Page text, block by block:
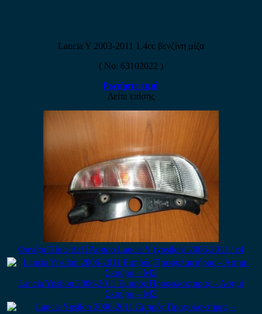
Lancia Y 2003-2011 1.4cc βενζίνη μίζα
( No: 63102022 )
Ρωτήστε τιμή
Δείτε επίσης
Φανάρι Πίσω Δεξί Άσπρο Lancia Y (ypsilon) 2006-2011 / c4
Lancia Ypsilon 2006-2011 Εμπρός Προφυλακτήρας – Ασημί
Σκούρο – ΜΣ